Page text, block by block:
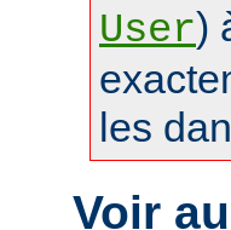
User)
les
Voir